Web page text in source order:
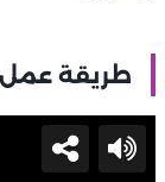
طريقة